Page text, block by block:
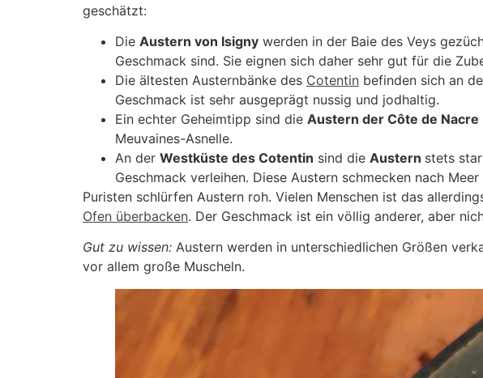
geschätzt:
Die Austern von Isigny werden in der Baie des Veys
Geschmack sind. Sie eignen sich daher sehr gut für die
Die ältesten Austernbänke des Cotentin befinden sich an
Geschmack ist sehr ausgeprägt nussig und jodhaltig.
Ein echter Geheimtipp sind die Austern der Côte de Nacre
Meuvaines-Asnelle.
An der Westküste des Cotentin sind die Austern stets
Geschmack verleihen. Diese Austern schmecken nach
Puristen schlürfen Austern roh. Vielen Menschen ist das
Ofen überbacken. Der Geschmack ist ein völlig anderer, aber
Gut zu wissen: Austern werden in unterschiedlichen Größen
vor allem große Muscheln.